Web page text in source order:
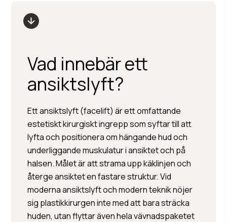
Vad innebär ett
ansiktslyft?
Ett ansiktslyft (facelift) är ett omfattande
estetiskt kirurgiskt ingrepp som syftar till att
lyfta och positionera om hängande hud och
underliggande muskulatur i ansiktet och på
halsen. Målet är att strama upp käklinjen och
återge ansiktet en fastare struktur. Vid
moderna ansiktslyft och modern teknik nöjer
sig plastikkirurgen inte med att bara sträcka
huden, utan flyttar även hela vävnadspaketet